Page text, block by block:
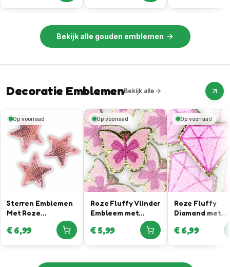
Bekijk alle gouden emblemen
Decoratie EmblemenBekijk alle
Op voorraad
Sterren Emblemen
Met Roze
€6,99
Op voorraad
Roze Fluffy Vlinder
Embleem met
€5,99
Op voorraad
Roze Fluffy
Diamand met
€6,99